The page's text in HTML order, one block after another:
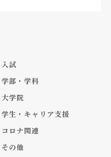
入試
学部・学科
大学院
学生・キャリア支援
コロナ関連
その他